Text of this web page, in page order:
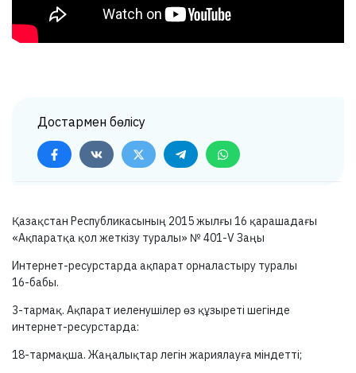
Достармен бөлісу
Қазақстан Республикасының 2015 жылғы 16 қарашадағы
«Ақпаратқа қол жеткізу туралы» № 401-V Заңы
Интернет-ресурстарда ақпарат орналастыру туралы
16-бабы.
3-тармақ. Ақпарат иеленушілер өз құзыреті шегінде
интернет-ресурстарда:
18-тармақша. Жаңалықтар легін жариялауға міндетті;